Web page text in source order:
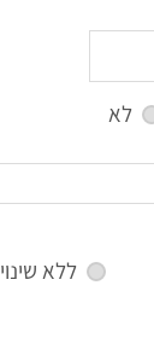
לא
ללא שינוי